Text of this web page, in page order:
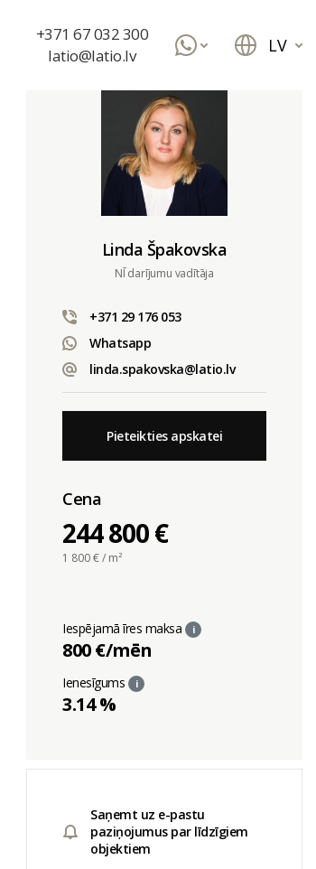
+371 67 032 300
latio@latio.lv
LV
Linda Špakovska
NĪ darījumu vadītāja
+371 29 176 053
Whatsapp
linda.spakovska@latio.lv
Pieteikties apskatei
Cena
244 800 €
1 800€ / m²
Iespējamā īres maksa i
800 €/mēn
Ienesīgums i
3.14 %
Saņemt uz e-pastu
paziņojumus par līdzīgiem
objektiem